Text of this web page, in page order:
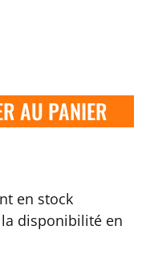
AU PANIER
en stock
disponibilité en